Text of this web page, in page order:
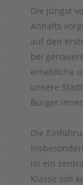
Die jüngst
Anhalts
auf den
bei
erhebliche
unsere
Die
ist ein
Klasse soll